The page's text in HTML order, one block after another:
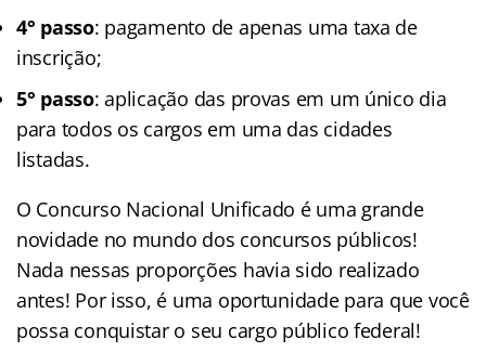
4° passo: pagamento de apenas uma taxa de
inscrição;
5° passo: aplicação das provas em um único dia
para todos os cargos em uma das cidades
listadas.
O Concurso Nacional Unificado é uma grande
novidade no mundo dos concursos públicos!
Nada nessas proporções havia sido realizado
antes! Por isso, é uma oportunidade para que você
possa conquistar o seu cargo público federal!